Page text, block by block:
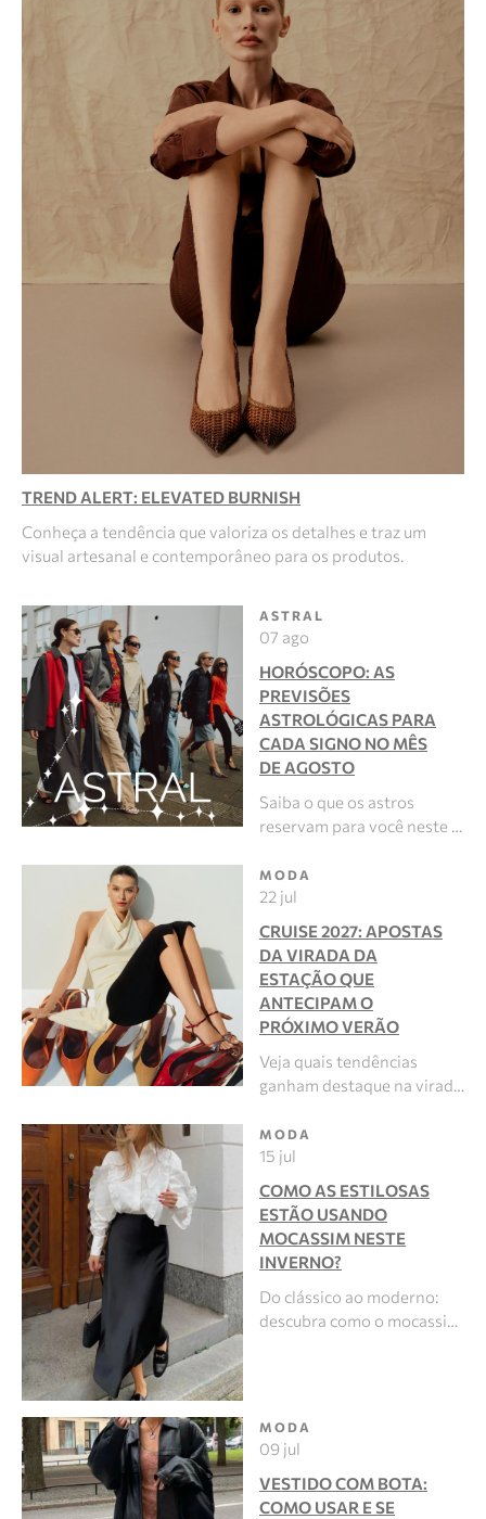
TREND ALERT: ELEVATED BURNISH
Conheça a tendência que valoriza os detalhes e traz um
visual artesanal e contemporâneo para os produtos.
ASTRAL
07 ago
HORÓSCOPO: AS
PREVISÕES
ASTROLÓGICAS PARA
CADA SIGNO NO MÊS
DE AGOSTO
Saiba o que os astros
reservam para você neste …
MODA
22 jul
CRUISE 2027: APOSTAS
DA VIRADA DA
ESTAÇÃO QUE
ANTECIPAM O
PRÓXIMO VERÃO
Veja quais tendências
ganham destaque na virad…
MODA
15 jul
COMO AS ESTILOSAS
ESTÃO USANDO
MOCASSIM NESTE
INVERNO?
Do clássico ao moderno:
descubra como o mocassi…
MODA
09 jul
VESTIDO COM BOTA:
COMO USAR E SE